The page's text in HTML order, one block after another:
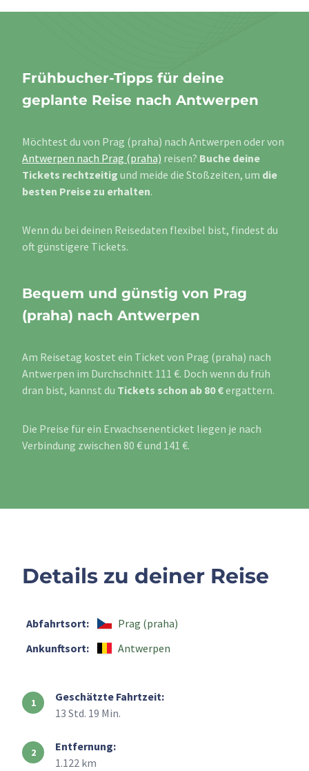
Frühbucher-Tipps für deine
geplante Reise nach Antwerpen
Möchtest du von Prag (praha) nach Antwerpen oder von
Antwerpen nach Prag (praha) reisen? Buche deine
Tickets rechtzeitig und meide die Stoßzeiten, um die
besten Preise zu erhalten.
Wenn du bei deinen Reisedaten flexibel bist, findest du
oft günstigere Tickets.
Bequem und günstig von Prag
(praha) nach Antwerpen
Am Reisetag kostet ein Ticket von Prag (praha) nach
Antwerpen im Durchschnitt 111 €. Doch wenn du früh
dran bist, kannst du Tickets schon ab 80 €ergattern.
Die Preise für ein Erwachsenenticket liegen je nach
Verbindung zwischen 80 € und 141 €.
Details zu deiner Reise
Abfahrtsort:
Prag (praha)
Ankunftsort:
Antwerpen
Geschätzte Fahrtzeit:
13 Std. 19 Min.
Entfernung:
1.122 km